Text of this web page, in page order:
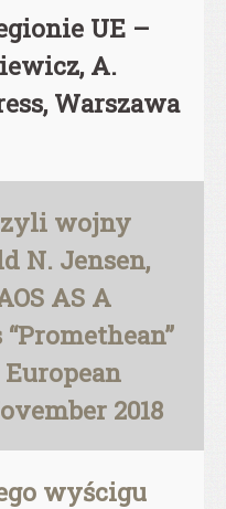
UE –
A.
Warszawa
wojny
N. Jensen,
AS A
“Promethean”
2018
wyścigu